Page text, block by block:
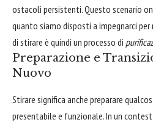
ostacoli persistenti. Questo scenario
quanto siamo disposti a impegnarci
di stirare è quindi un processo di
Preparazione e
Nuovo
Stirare significa anche preparare
presentabile e funzionale. In un